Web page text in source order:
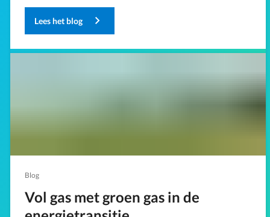
Lees het blog
Blog
Vol gas met groen gas in de